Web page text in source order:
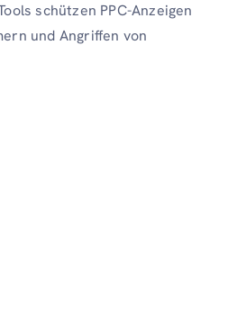
schützen PPC-Anzeigen
und Angriffen von